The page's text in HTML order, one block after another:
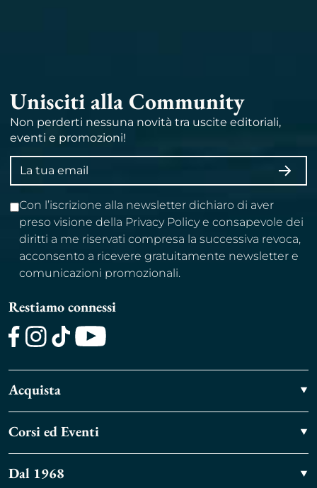
Unisciti alla Community
Non perderti nessuna novità tra uscite editoriali,
eventi e promozioni!
Indirizzo
email
Con l’iscrizione alla newsletter dichiaro di aver
preso visione della Privacy Policy e consapevole dei
diritti a me riservati compresa la successiva revoca,
acconsento a ricevere gratuitamente newsletter e
comunicazioni promozionali.
Restiamo connessi
Acquista
Corsi ed Eventi
Dal 1968